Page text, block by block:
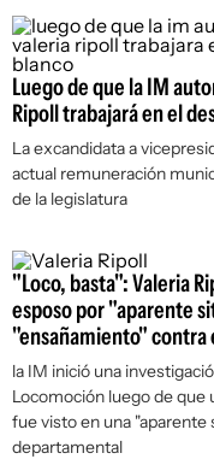
Luego de que la IM
Ripoll trabajará en el
La excandidata a
actual remuneración
de la legislatura
"Loco, basta": Valeria
esposo por "aparente
"ensañamiento" contra
la IM inició una
Locomoción luego de que
fue visto en una
departamental